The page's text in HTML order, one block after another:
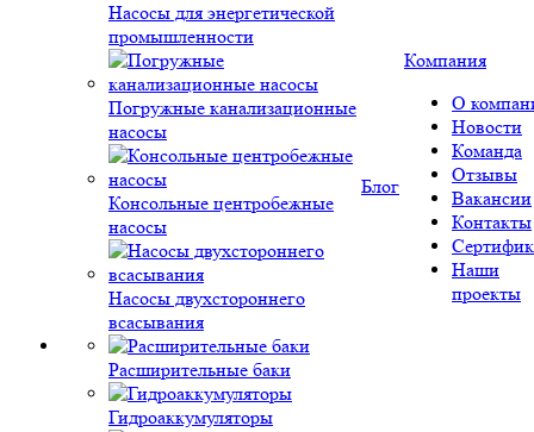
Насосы для энергетической
промышленности
Погружные канализационные
насосы
Консольные центробежные
насосы
Насосы двухстороннего
всасывания
Расширительные баки
Гидроаккумуляторы
Блог
Компания
О
Новости
Команда
Отзывы
Вакансии
Контакты
Наши
проекты